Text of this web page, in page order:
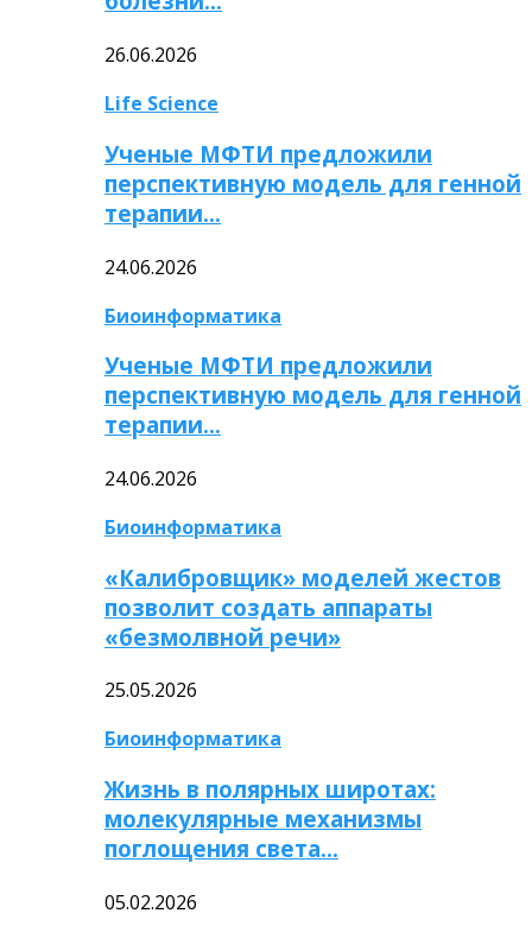
26.06.2026
Life Science
Ученые МФТИ предложили
перспективную модель для генной
терапии…
24.06.2026
Биоинформатика
Ученые МФТИ предложили
перспективную модель для генной
терапии…
24.06.2026
Биоинформатика
«Калибровщик» моделей жестов
позволит создать аппараты
«безмолвной речи»
25.05.2026
Биоинформатика
Жизнь в полярных широтах:
молекулярные механизмы
поглощения света…
05.02.2026